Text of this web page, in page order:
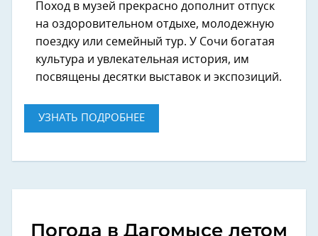
Поход в музей прекрасно дополнит отпуск
на оздоровительном отдыхе, молодежную
поездку или семейный тур. У Сочи богатая
культура и увлекательная история, им
посвящены десятки выставок и экспозиций.
УЗНАТЬ ПОДРОБНЕЕ
Погода в Дагомысе летом